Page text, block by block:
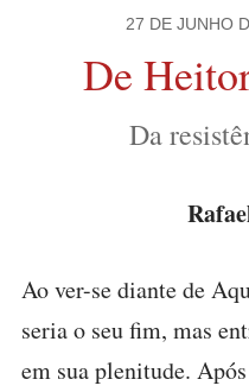
27 DE JUNHO
De
Da
Ao ver-se diante de
seria o seu fim, mas
em sua plenitude.